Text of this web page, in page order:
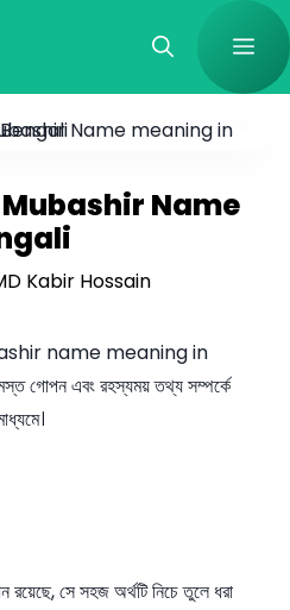
কি? Mubashir Name
Kabir Hossain
name meaning in
গোপন এবং রহস্যময় তথ্য সম্পর্কে
রয়েছে, সে সহজ অর্থটি নিচে তুলে ধরা